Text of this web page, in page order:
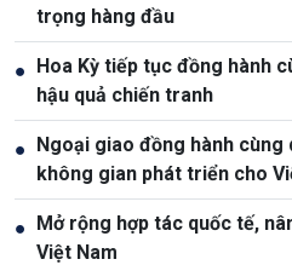
trọng hàng đầu
● Hoa Kỳ tiếp tục đồng hành
hậu quả chiến tranh
● Ngoại giao đồng hành cùng
không gian phát triển cho
● Mở rộng hợp tác quốc tế,
Việt Nam